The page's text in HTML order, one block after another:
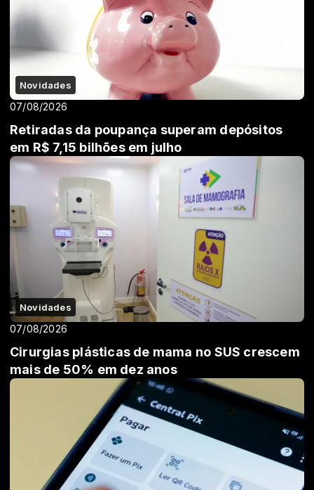
Novidades
07/08/2026
Retiradas da poupança superam depósitos
em R$ 7,15 bilhões em julho
Novidades
07/08/2026
Cirurgias plásticas de mama no SUS crescem
mais de 50% em dez anos